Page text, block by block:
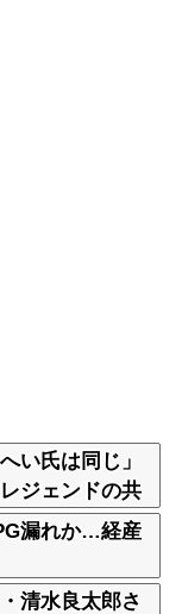
い氏は同じ」
ジェンドの共
漏れか…経産
清水良太郎さ